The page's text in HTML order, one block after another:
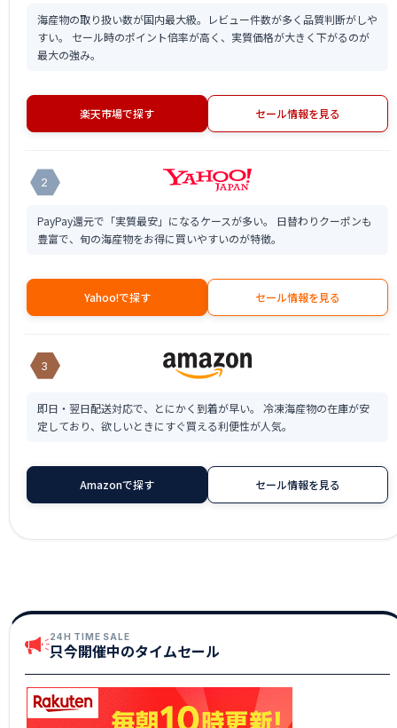
海産物の取り扱い数が国内最大級。レビュー件数が多く品質判断がしや
すい。 セール時のポイント倍率が高く、実質価格が大きく下がるのが
最大の強み。
楽天市場で探す セール情報を見る
2
PayPay還元で「実質最安」になるケースが多い。 日替わりクーポンも
豊富で、旬の海産物をお得に買いやすいのが特徴。
Yahoo!で探す セール情報を見る
3
即日・翌日配送対応で、とにかく到着が早い。 冷凍海産物の在庫が安
定しており、欲しいときにすぐ買える利便性が人気。
Amazonで探す セール情報を見る
24H TIME SALE
只今開催中のタイムセール